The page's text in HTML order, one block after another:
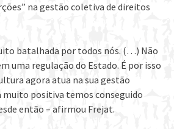
na gestão coletiva de direitos
batalhada por todos nós. (…) Não
uma regulação do Estado. É por isso
agora atua na sua gestão
muito positiva temos conseguido
então – afirmou Frejat.